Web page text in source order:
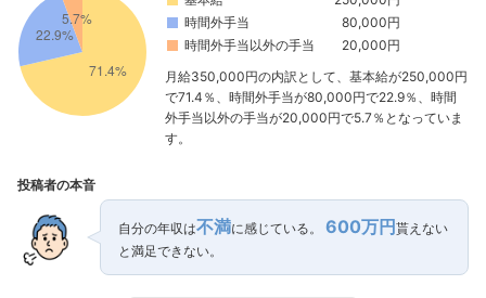
時間外手当
80,000円
時間外手当以外の手当
20,000円
月給350,000円の内訳として、基本給が250,000円
で71.4％、時間外手当が80,000円で22.9％、時間
外手当以外の手当が20,000円で5.7％となっていま
す。
投稿者の本音
自分の年収は不満に感じている。 600万円 貰えない
と満足できない。